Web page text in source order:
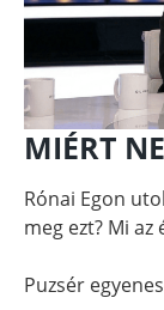
MIÉRT
Rónai Egon
meg ezt? Mi
Puzsér